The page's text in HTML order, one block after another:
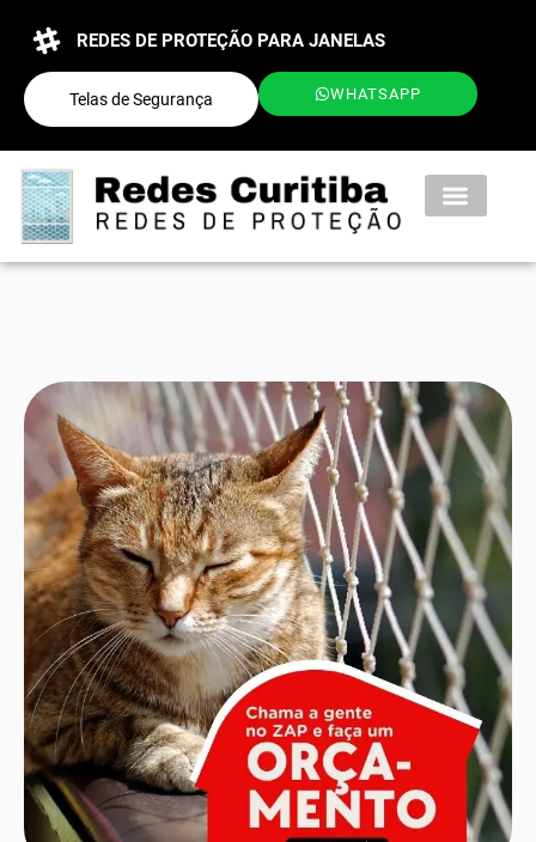
REDES DE PROTEÇÃO PARA JANELAS
Telas de Segurança WHATSAPP